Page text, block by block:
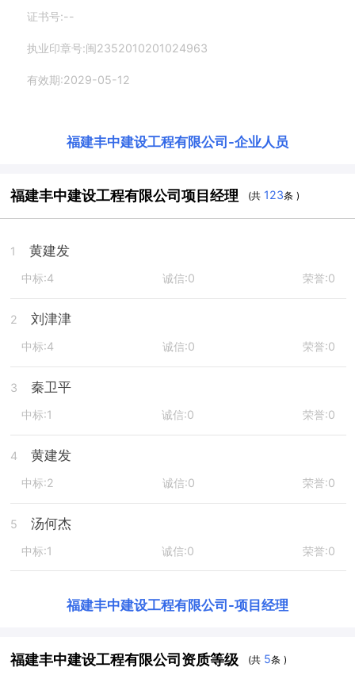
证书号:--
执业印章号:闽2352010201024963
有效期:2029-05-12
福建丰中建设工程有限公司 -企业人员
福建丰中建设工程有限公司项目经理 (共 123条 )
1 黄建发
中标:4 诚信:0 荣誉:0
2 刘津津
中标:4 诚信:0 荣誉:0
3 秦卫平
中标:1 诚信:0 荣誉:0
4 黄建发
中标:2 诚信:0 荣誉:0
5 汤何杰
中标:1 诚信:0 荣誉:0
福建丰中建设工程有限公司 -项目经理
福建丰中建设工程有限公司资质等级 (共 5条 )